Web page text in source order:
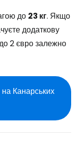
до 23 кг. Якщо
додаткову
2 євро залежно
Канарських